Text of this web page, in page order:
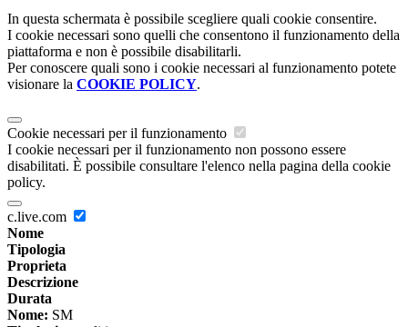
In questa schermata è possibile scegliere quali cookie consentire.
I cookie necessari sono quelli che consentono il funzionamento della
piattaforma e non è possibile disabilitarli.
Per conoscere quali sono i cookie necessari al funzionamento potete
visionare la COOKIE POLICY.
Cookie necessari per il funzionamento
I cookie necessari per il funzionamento non possono essere
disabilitati. È possibile consultare l'elenco nella pagina della cookie
policy.
c.live.com
Nome
Tipologia
Proprieta
Descrizione
Durata
Nome: SM